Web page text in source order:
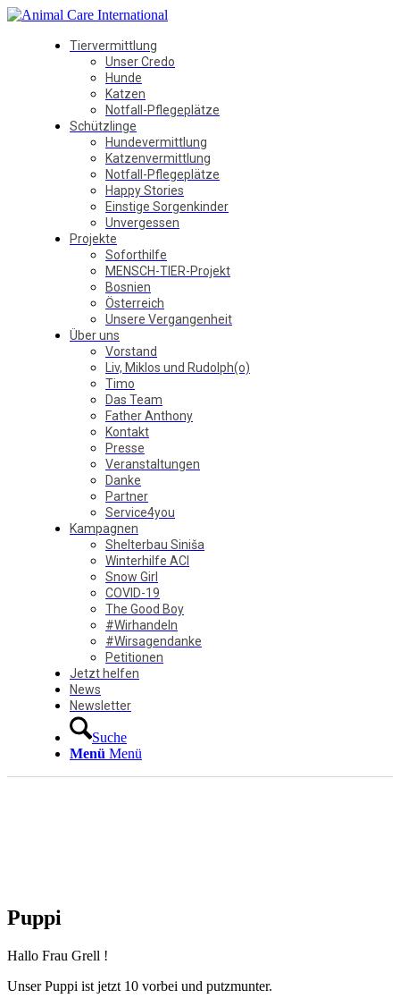
Tiervermittlung
Unser Credo
Hunde
Katzen
Notfall-Pflegeplätze
Schützlinge
Hundevermittlung
Katzenvermittlung
Notfall-Pflegeplätze
Happy Stories
Einstige Sorgenkinder
Unvergessen
Projekte
Soforthilfe
MENSCH-TIER-Projekt
Bosnien
Österreich
Unsere Vergangenheit
Über uns
Vorstand
Liv, Miklos und Rudolph(o)
Timo
Das Team
Father Anthony
Kontakt
Presse
Veranstaltungen
Danke
Partner
Service4you
Kampagnen
Shelterbau Siniša
Winterhilfe ACI
Snow Girl
COVID-19
The Good Boy
#Wirhandeln
#Wirsagendanke
Petitionen
Jetzt helfen
News
Newsletter
Suche
Menü Menü
Puppi
Hallo Frau Grell !
Unser Puppi ist jetzt 10 vorbei und putzmunter.